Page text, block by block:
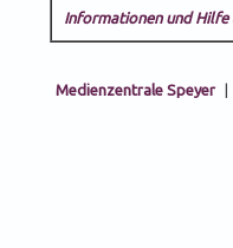
Informationen und Hilfe
Medienzentrale Speyer |